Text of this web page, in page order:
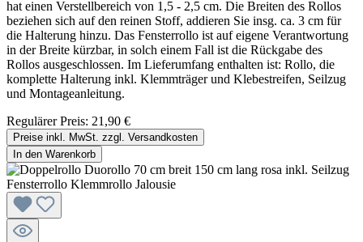
hat einen Verstellbereich von 1,5 - 2,5 cm. Die Breiten des Rollos
beziehen sich auf den reinen Stoff, addieren Sie insg. ca. 3 cm für
die Halterung hinzu. Das Fensterrollo ist auf eigene Verantwortung
in der Breite kürzbar, in solch einem Fall ist die Rückgabe des
Rollos ausgeschlossen. Im Lieferumfang enthalten ist: Rollo, die
komplette Halterung inkl. Klemmträger und Klebestreifen, Seilzug
und Montageanleitung.
Regulärer Preis: 21,90 €
Preise inkl. MwSt. zzgl. Versandkosten
In den Warenkorb